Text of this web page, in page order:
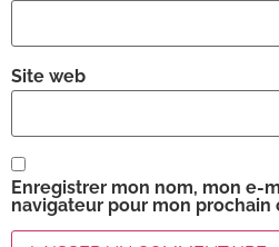
Site web
Enregistrer mon nom, mon e-
navigateur pour mon prochain